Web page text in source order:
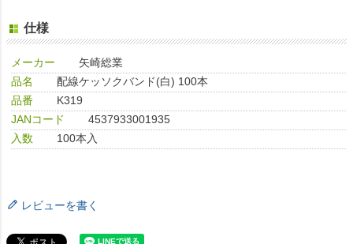
仕様
メーカー
矢崎総業
品名
配線ケッソクバンド(白) 100本
品番
K319
JANコード
4537933001935
入数
100本入
レビューを書く